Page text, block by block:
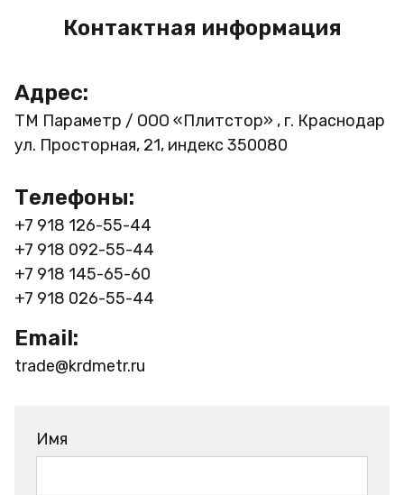
Контактная информация
Адрес:
ТМ Параметр / ООО «Плитстор» , г. Краснодар
ул. Просторная, 21, индекс 350080
Телефоны:
+7 918 126-55-44
+7 918 092-55-44
+7 918 145-65-60
+7 918 026-55-44
Email:
trade@krdmetr.ru
Имя